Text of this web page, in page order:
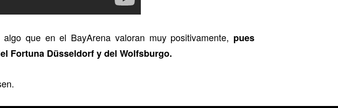
que en el BayArena valoran muy positivamente, pues
Fortuna Düsseldorf y del Wolfsburgo.